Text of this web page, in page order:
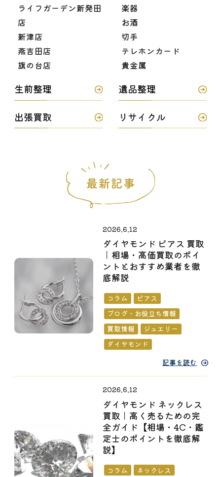
ライフガーデン新発田
店
新津店
燕吉田店
旗の台店
楽器
お酒
切手
テレホンカード
貴金属
生前整理 遺品整理
出張買取 リサイクル
2026.6.12
ダイヤモンド ピアス 買取
｜相場・高価買取のポイ
ントとおすすめ業者を徹
底解説
コラム
ピアス
ブログ・お役立ち情報
買取情報
ジュエリー
ダイヤモンド
記事を読む
2026.6.12
ダイヤモンド ネックレス
買取｜高く売るための完
全ガイド【相場・4C・鑑
定士のポイントを徹底解
説】
コラム
ネックレス